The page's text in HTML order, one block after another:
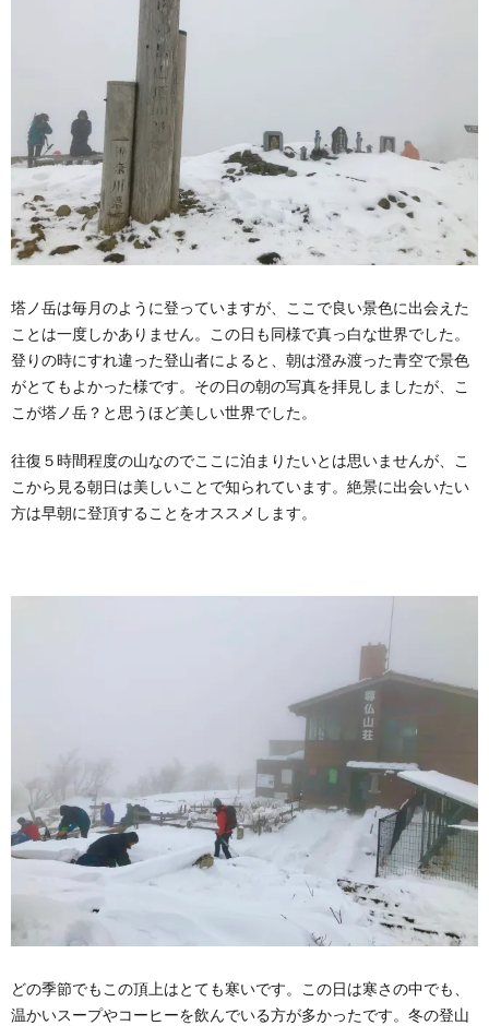
塔ノ岳は毎月のように登っていますが、ここで良い景色に出会えた
ことは一度しかありません。この日も同様で真っ白な世界でした。
登りの時にすれ違った登山者によると、朝は澄み渡った青空で景色
がとてもよかった様です。その日の朝の写真を拝見しましたが、こ
こが塔ノ岳？と思うほど美しい世界でした。
往復５時間程度の山なのでここに泊まりたいとは思いませんが、こ
こから見る朝日は美しいことで知られています。絶景に出会いたい
方は早朝に登頂することをオススメします。
どの季節でもこの頂上はとても寒いです。この日は寒さの中でも、
温かいスープやコーヒーを飲んでいる方が多かったです。冬の登山